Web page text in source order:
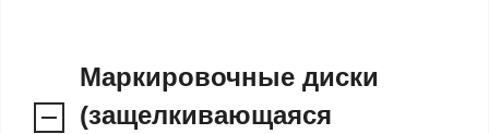
Маркировочные диски
(защелкивающаяся